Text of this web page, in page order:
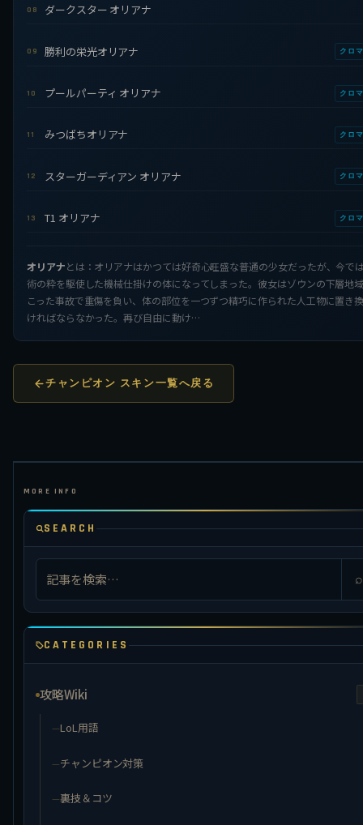
08 ダークスター オリアナ
09 勝利の栄光オリアナ クロ
10 プールパーティ オリアナ クロ
11 みつばちオリアナ クロ
12 スターガーディアン オリアナ クロ
13 T1 オリアナ クロ
オリアナとは：オリアナはかつては好奇心旺盛な普通の少女だったが、今で
術の粋を駆使した機械仕掛けの体になってしまった。彼女はゾウンの下層地
こった事故で重傷を負い、体の部位を一つずつ精巧に作られた人工物に置き
ければならなかった。再び自由に動け…
チャンピオン スキン一覧へ戻る
SEARCH
⌕
CATEGORIES
攻略Wiki
LoL用語
チャンピオン対策
裏技＆コツ